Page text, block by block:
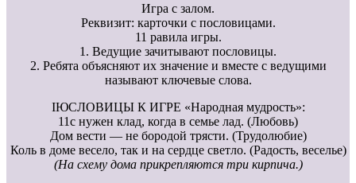
Игра с залом.
Реквизит: карточки с пословицами.
11 равила игры.
1. Ведущие зачитывают пословицы.
2. Ребята объясняют их значение и вместе с ведущими
называют ключевые слова.
IЮСЛОВИЦЫ К ИГРЕ «Народная мудрость»:
11с нужен клад, когда в семье лад. (Любовь)
Дом вести — не бородой трясти. (Трудолюбие)
Коль в доме весело, так и на сердце светло. (Радость, веселье)
(На схему дома прикрепляются три кирпича.)